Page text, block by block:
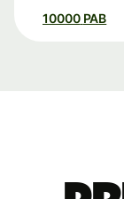
10000 PAB